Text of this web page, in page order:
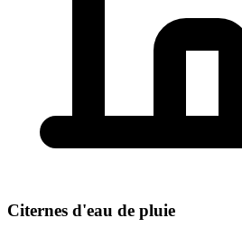
Citernes d'eau de pluie